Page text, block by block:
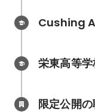
Cushing
栄東高等
限定公開